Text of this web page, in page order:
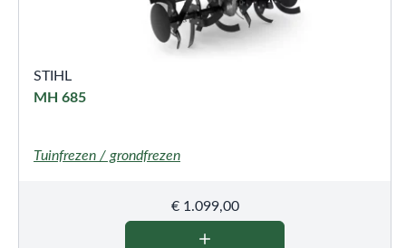
STIHL
MH 685
Tuinfrezen / grondfrezen
€1.099,00